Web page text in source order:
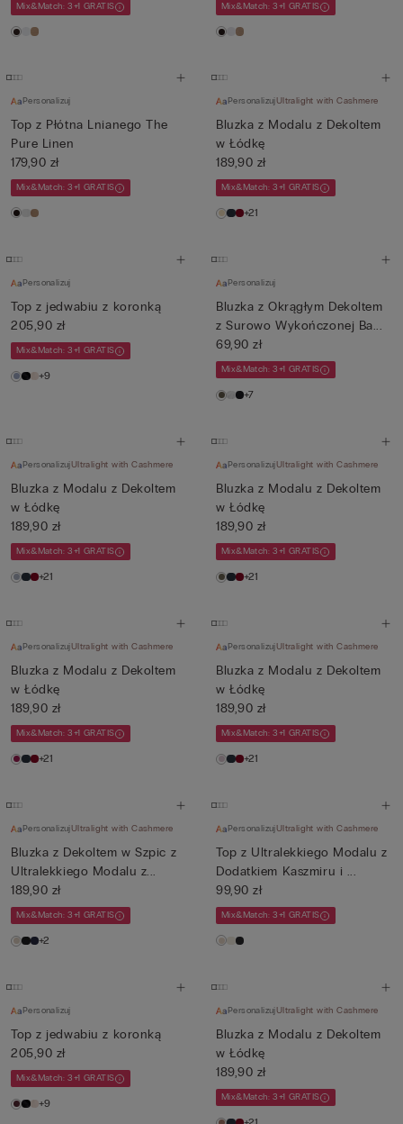
Mix&Match: 3+1 GRATIS Mix&Match: 3+1 GRATIS
Personalizuj
Top z Płótna Lnianego The
Pure Linen
179,90 zł
Mix&Match: 3+1 GRATIS
PersonalizujUltralight with Cashmere
Bluzka z Modalu z Dekoltem
w Łódkę
189,90 zł
Mix&Match: 3+1 GRATIS
+21
Personalizuj
Top z jedwabiu z koronką
205,90 zł
Mix&Match: 3+1 GRATIS
+9
Personalizuj
Bluzka z Okrągłym Dekoltem
z Surowo Wykończonej Ba...
69,90 zł
Mix&Match: 3+1 GRATIS
+7
PersonalizujUltralight with Cashmere
Bluzka z Modalu z Dekoltem
w Łódkę
189,90 zł
Mix&Match: 3+1 GRATIS
+21
PersonalizujUltralight with Cashmere
Bluzka z Modalu z Dekoltem
w Łódkę
189,90 zł
Mix&Match: 3+1 GRATIS
+21
PersonalizujUltralight with Cashmere
Bluzka z Modalu z Dekoltem
w Łódkę
189,90 zł
Mix&Match: 3+1 GRATIS
+21
PersonalizujUltralight with Cashmere
Bluzka z Modalu z Dekoltem
w Łódkę
189,90 zł
Mix&Match: 3+1 GRATIS
+21
PersonalizujUltralight with Cashmere
Bluzka z Dekoltem w Szpic z
Ultralekkiego Modalu z...
189,90 zł
Mix&Match: 3+1 GRATIS
+2
PersonalizujUltralight with Cashmere
Top z Ultralekkiego Modalu z
Dodatkiem Kaszmiru i ...
99,90 zł
Mix&Match: 3+1 GRATIS
Personalizuj
Top z jedwabiu z koronką
205,90 zł
Mix&Match: 3+1 GRATIS
+9
PersonalizujUltralight with Cashmere
Bluzka z Modalu z Dekoltem
w Łódkę
189,90 zł
Mix&Match: 3+1 GRATIS